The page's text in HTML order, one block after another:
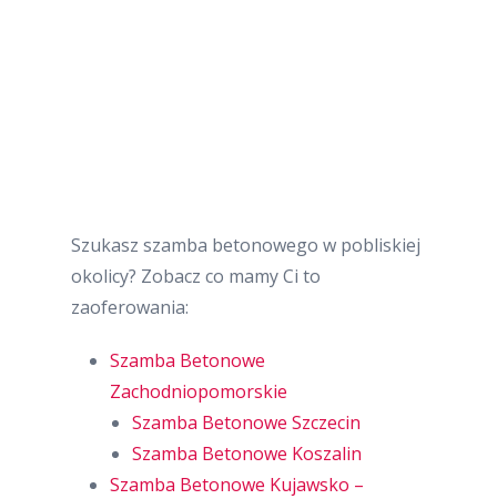
Szukasz szamba betonowego w pobliskiej
okolicy? Zobacz co mamy Ci to
zaoferowania:
Szamba Betonowe
Zachodniopomorskie
Szamba Betonowe Szczecin
Szamba Betonowe Koszalin
Szamba Betonowe Kujawsko –